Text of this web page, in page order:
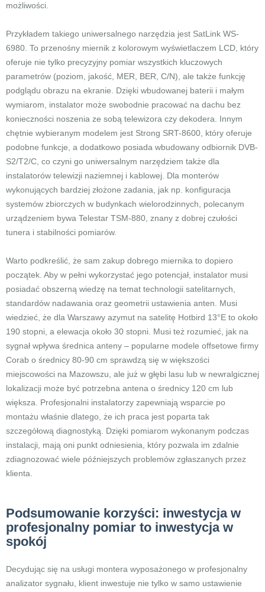
możliwości.
Przykładem takiego uniwersalnego narzędzia jest SatLink WS-
6980. To przenośny miernik z kolorowym wyświetlaczem LCD, który
oferuje nie tylko precyzyjny pomiar wszystkich kluczowych
parametrów (poziom, jakość, MER, BER, C/N), ale także funkcję
podglądu obrazu na ekranie. Dzięki wbudowanej baterii i małym
wymiarom, instalator może swobodnie pracować na dachu bez
konieczności noszenia ze sobą telewizora czy dekodera. Innym
chętnie wybieranym modelem jest Strong SRT-8600, który oferuje
podobne funkcje, a dodatkowo posiada wbudowany odbiornik DVB-
S2/T2/C, co czyni go uniwersalnym narzędziem także dla
instalatorów telewizji naziemnej i kablowej. Dla monterów
wykonujących bardziej złożone zadania, jak np. konfiguracja
systemów zbiorczych w budynkach wielorodzinnych, polecanym
urządzeniem bywa Telestar TSM-880, znany z dobrej czułości
tunera i stabilności pomiarów.
Warto podkreślić, że sam zakup dobrego miernika to dopiero
początek. Aby w pełni wykorzystać jego potencjał, instalator musi
posiadać obszerną wiedzę na temat technologii satelitarnych,
standardów nadawania oraz geometrii ustawienia anten. Musi
wiedzieć, że dla Warszawy azymut na satelitę Hotbird 13°E to około
190 stopni, a elewacja około 30 stopni. Musi też rozumieć, jak na
sygnał wpływa średnica anteny – popularne modele offsetowe firmy
Corab o średnicy 80-90 cm sprawdzą się w większości
miejscowości na Mazowszu, ale już w głębi lasu lub w newralgicznej
lokalizacji może być potrzebna antena o średnicy 120 cm lub
większa. Profesjonalni instalatorzy zapewniają wsparcie po
montażu właśnie dlatego, że ich praca jest poparta tak
szczegółową diagnostyką. Dzięki pomiarom wykonanym podczas
instalacji, mają oni punkt odniesienia, który pozwala im zdalnie
zdiagnozować wiele późniejszych problemów zgłaszanych przez
klienta.
Podsumowanie korzyści: inwestycja w
profesjonalny pomiar to inwestycja w
spokój
Decydując się na usługi montera wyposażonego w profesjonalny
analizator sygnału, klient inwestuje nie tylko w samo ustawienie